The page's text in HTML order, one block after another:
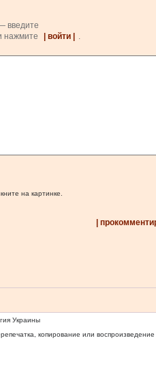
введите
нажмите | войти |
на картинке.
|
Украины
копирование или